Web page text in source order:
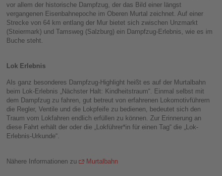
vor allem der historische Dampfzug, der das Bild einer längst
vergangenen Eisenbahnepoche im Oberen Murtal zeichnet. Auf einer
Strecke von 64 km entlang der Mur bietet sich zwischen Unzmarkt
(Steiermark) und Tamsweg (Salzburg) ein Dampfzug-Erlebnis, wie es im
Buche steht.
Lok Erlebnis
Als ganz besonderes Dampfzug-Highlight heißt es auf der Murtalbahn
beim Lok-Erlebnis „Nächster Halt: Kindheitstraum“. Einmal selbst mit
dem Dampfzug zu fahren, gut betreut von erfahrenen Lokomotivführern
die Regler, Ventile und die Lokpfeife zu bedienen, bedeutet sich den
Traum vom Lokfahren endlich erfüllen zu können. Zur Erinnerung an
diese Fahrt erhält der oder die „Lokführer*in für einen Tag“ die „Lok-
Erlebnis-Urkunde“.
Nähere Informationen zu Murtalbahn